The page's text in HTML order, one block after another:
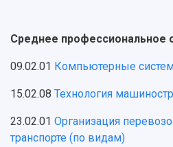
Ученый совет
Ректорат
Кадровый резерв
Сотрудники и
Заслуженные деятели
Газета "Полет"
Газета "Самарский
Мы в соцсетях
Мультимедиа
Дополнительное
Институты и факультеты
Образовательные
Профессорско-
Расписание занятий
Научные проекты и темы
Аспирантура и
Научная инфраструктура
Среднее профессиональное
09.02.01 Компьютерные
15.02.08 Технология
23.02.01 Организация
транспорте (по видам)